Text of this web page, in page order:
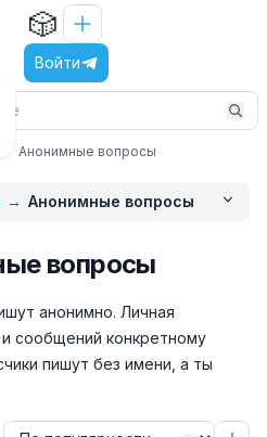
🎲
Войти
Анонимные вопросы
→ Анонимные вопросы
вопросы
анонимно. Личная
сообщений конкретному
пишут без имени, а ты